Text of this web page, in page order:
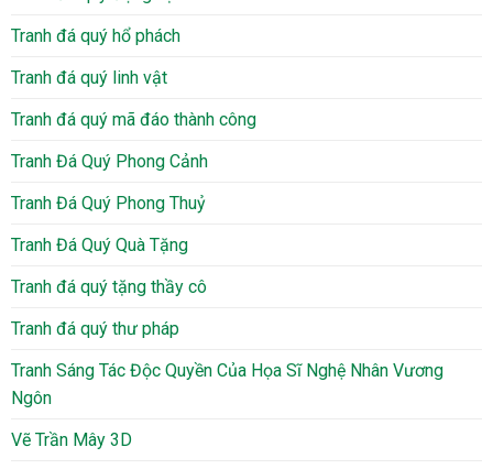
Tranh đá quý hổ phách
Tranh đá quý linh vật
Tranh đá quý mã đáo thành công
Tranh Đá Quý Phong Cảnh
Tranh Đá Quý Phong Thuỷ
Tranh Đá Quý Quà Tặng
Tranh đá quý tặng thầy cô
Tranh đá quý thư pháp
Tranh Sáng Tác Độc Quyền Của Họa Sĩ Nghệ Nhân Vương
Ngôn
Vẽ Trần Mây 3D